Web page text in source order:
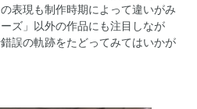
表現も制作時期によって違いがみ
ズ」以外の作品にも注目しなが
誤の軌跡をたどってみてはいかが